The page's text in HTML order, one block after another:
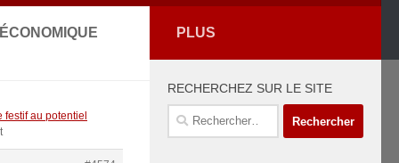
festif au potentiel
PLUS
RECHERCHEZ SUR LE SITE
Rechercher :